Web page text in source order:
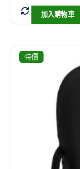
加入購物車
特價